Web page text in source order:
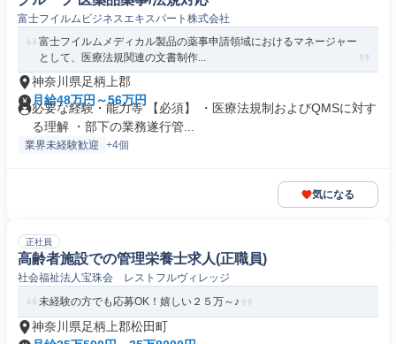
富士フイルムビジネスエキスパート株式会社
富士フイルムメディカル製品の薬事申請領域におけるマネージャー
として、医療法規関連の文書制作...
神奈川県足柄上郡
月給48万円～56万円
必要な経験・能力等 【必須】 ・医療法規制およびQMSに対す
る理解 ・部下の業務遂行管...
業界未経験歓迎 +4個
気になる
正社員
高齢者施設での管理栄養士求人(正職員)
社会福祉法人宝珠会 レストフルヴィレッジ
未経験の方でも応募OK！嬉しい２５万～♪
神奈川県足柄上郡松田町